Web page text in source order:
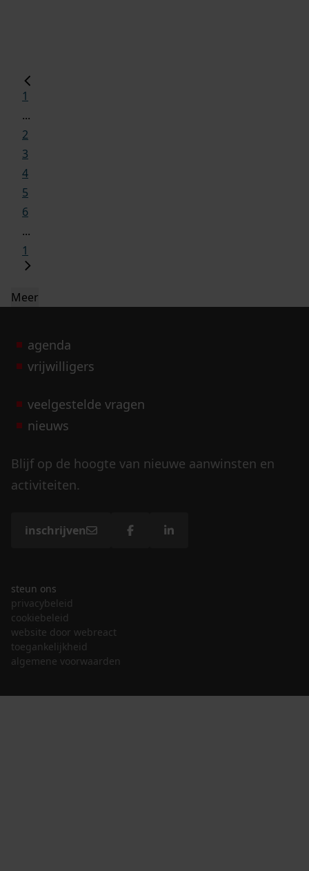
1
...
2
3
4
5
6
...
1
Meer
agenda
vrijwilligers
veelgestelde vragen
nieuws
Blijf op de hoogte van nieuwe aanwinsten en
activiteiten.
inschrijven
steun ons
privacybeleid
cookiebeleid
website door webreact
toegankelijkheid
algemene voorwaarden